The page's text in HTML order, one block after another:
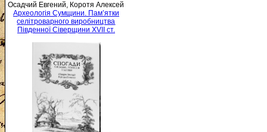
Осадчий Евгений, Коротя Алексей
Археологія Сумщини. Пам’ятки
селітроварного виробництва
Південної Сіверщини XVII ст.